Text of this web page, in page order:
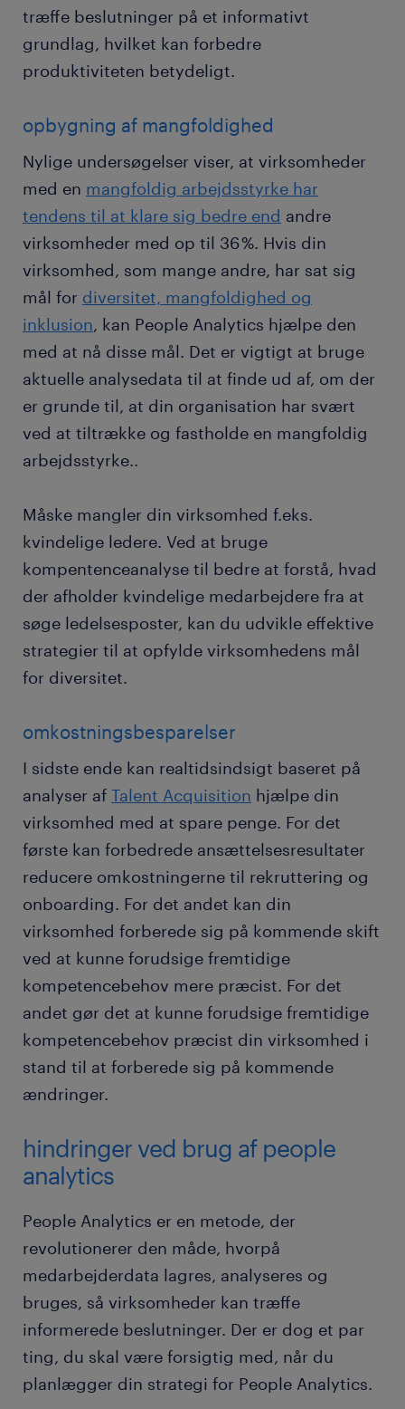
træffe beslutninger på et informativt
grundlag, hvilket kan forbedre
produktiviteten betydeligt.
opbygning af mangfoldighed
Nylige undersøgelser viser, at virksomheder
med en mangfoldig arbejdsstyrke har
tendens til at klare sig bedre end andre
virksomheder med op til 36 %. Hvis din
virksomhed, som mange andre, har sat sig
mål for diversitet, mangfoldighed og
inklusion, kan People Analytics hjælpe den
med at nå disse mål. Det er vigtigt at bruge
aktuelle analysedata til at finde ud af, om der
er grunde til, at din organisation har svært
ved at tiltrække og fastholde en mangfoldig
arbejdsstyrke..
Måske mangler din virksomhed f.eks.
kvindelige ledere. Ved at bruge
kompentenceanalyse til bedre at forstå, hvad
der afholder kvindelige medarbejdere fra at
søge ledelsesposter, kan du udvikle effektive
strategier til at opfylde virksomhedens mål
for diversitet.
omkostningsbesparelser
I sidste ende kan realtidsindsigt baseret på
analyser af Talent Acquisition hjælpe din
virksomhed med at spare penge. For det
første kan forbedrede ansættelsesresultater
reducere omkostningerne til rekruttering og
onboarding. For det andet kan din
virksomhed forberede sig på kommende skift
ved at kunne forudsige fremtidige
kompetencebehov mere præcist. For det
andet gør det at kunne forudsige fremtidige
kompetencebehov præcist din virksomhed i
stand til at forberede sig på kommende
ændringer.
hindringer ved brug af people
analytics
People Analytics er en metode, der
revolutionerer den måde, hvorpå
medarbejderdata lagres, analyseres og
bruges, så virksomheder kan træffe
informerede beslutninger. Der er dog et par
ting, du skal være forsigtig med, når du
planlægger din strategi for People Analytics.